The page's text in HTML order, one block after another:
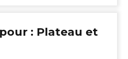
: Plateau et